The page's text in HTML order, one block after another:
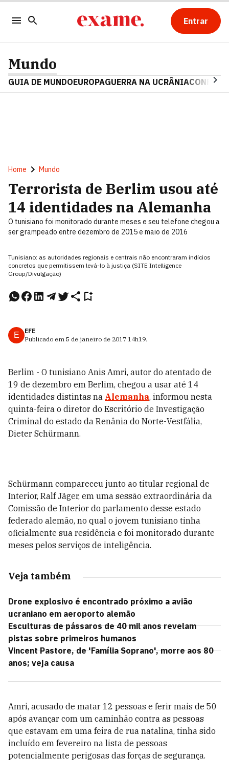
Entrar
Mundo
GUIA DE MUNDOEUROPAGUERRA NA UCRÂNIA
Home Mundo
Terrorista de Berlim usou até
14 identidades na Alemanha
O tunisiano foi monitorado durante meses e seu telefone chegou a
ser grampeado entre dezembro de 2015 e maio de 2016
Tunisiano: as autoridades regionais e centrais não encontraram indícios
concretos que permitissem levá-lo à justiça (SITE Intelligence
Group/Divulgação)
E
EFE
Publicado em 5 de janeiro de 2017 14h19.
Berlim - O tunisiano Anis Amri, autor do atentado de
19 de dezembro em Berlim, chegou a usar até 14
identidades distintas na Alemanha, informou nesta
quinta-feira o diretor do Escritório de Investigação
Criminal do estado da Renânia do Norte-Vestfália,
Dieter Schürmann.
Schürmann compareceu junto ao titular regional de
Interior, Ralf Jäger, em uma sessão extraordinária da
Comissão de Interior do parlamento desse estado
federado alemão, no qual o jovem tunisiano tinha
oficialmente sua residência e foi monitorado durante
meses pelos serviços de inteligência.
Veja também
Drone explosivo é encontrado próximo a avião
ucraniano em aeroporto alemão
Esculturas de pássaros de 40 mil anos revelam
pistas sobre primeiros humanos
Vincent Pastore, de 'Família Soprano', morre aos 80
anos; veja causa
Amri, acusado de matar 12 pessoas e ferir mais de 50
após avançar com um caminhão contra as pessoas
que estavam em uma feira de rua natalina, tinha sido
incluído em fevereiro na lista de pessoas
potencialmente perigosas das forças de segurança.